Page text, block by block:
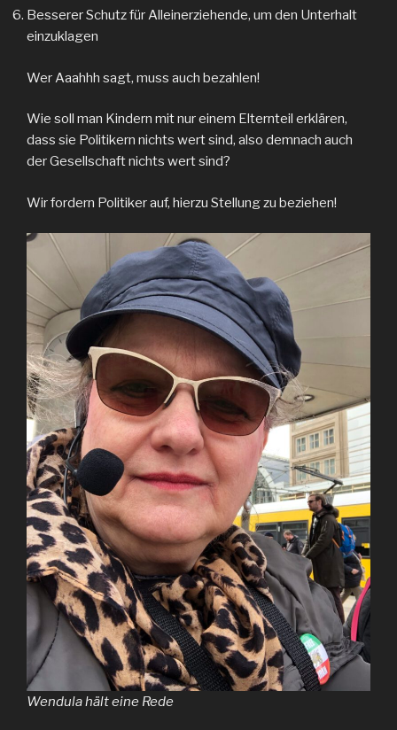
Besserer Schutz für Alleinerziehende, um den Unterhalt
einzuklagen
Wer Aaahhh sagt, muss auch bezahlen!
Wie soll man Kindern mit nur einem Elternteil erklären,
dass sie Politikern nichts wert sind, also demnach auch
der Gesellschaft nichts wert sind?
Wir fordern Politiker auf, hierzu Stellung zu beziehen!
Wendula hält eine Rede